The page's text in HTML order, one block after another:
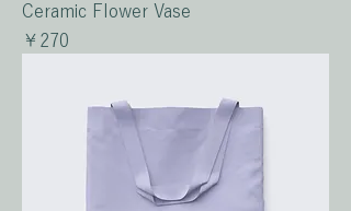
Ceramic Flower Vase
価格
￥270